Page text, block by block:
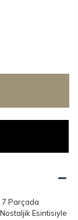
7 Parçada
Esintisiyle